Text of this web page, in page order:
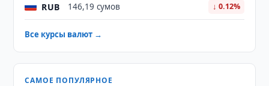
RUB 146,19 сумов ↓ 0.12%
Все курсы валют →
САМОЕ ПОПУЛЯРНОЕ